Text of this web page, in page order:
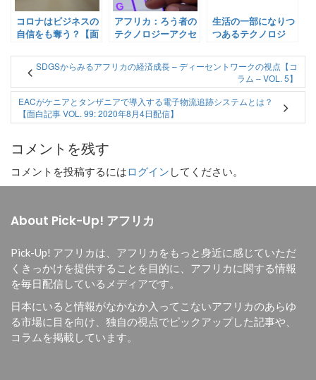
コロナはビジネスの
自信をも奪う？【面
88（2020年7月18
日）】
アフリカ：ろう者の
テクノロジーアクセ
Up! アフリカ Vol.
119：2021年3月1日
配信】
生活の一部になりつ
つあるテクノロジ
約もできるようにな
る！他【面白記事
Vol. 94（2020年7月
29日配信）】
SDGSからみるアフリカの経済成長 – ディーセントワークの視点【コ
ラム – VOL. 5】
EACがケニアとタンザニアで導入する電子物流追跡システムとは？
【面白記事 VOL. 99: 2020年8月4日配信】
コメントを残す
コメントを投稿するにはログイン してください。
About Pick-Up! アフリカ
Pick-Up! アフリカは、 アフリカをもっと身近に感じていただ
くきっかけを提供することを目的に、 アフリカに関する情報
を毎日配信しているメディアです。
日本にいると情報がなかなか入ってこないアフリカのあらゆ
る市場に目を向け、独自の視点でピックアップした記事や、
コラムを掲載しています。